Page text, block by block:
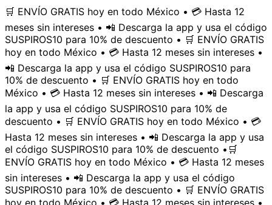
🛒 ENVÍO GRATIS hoy en todo México • 💳 Hasta 12
meses sin intereses • 📲 Descarga la app y usa el código
SUSPIROS10 para 10% de descuento • 🛒 ENVÍO GRATIS
hoy en todo México • 💳 Hasta 12 meses sin intereses •
📲 Descarga la app y usa el código SUSPIROS10 para
10% de descuento • 🛒 ENVÍO GRATIS hoy en todo
México • 💳 Hasta 12 meses sin intereses • 📲 Descarga
la app y usa el código SUSPIROS10 para 10% de
descuento • 🛒 ENVÍO GRATIS hoy en todo México • 💳
Hasta 12 meses sin intereses • 📲 Descarga la app y usa
el código SUSPIROS10 para 10% de descuento • 🛒
ENVÍO GRATIS hoy en todo México • 💳 Hasta 12 meses
sin intereses • 📲 Descarga la app y usa el código
SUSPIROS10 para 10% de descuento • 🛒 ENVÍO GRATIS
hoy en todo México • 💳 Hasta 12 meses sin intereses •